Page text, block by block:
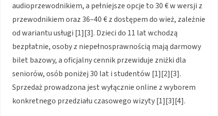
audioprzewodnikiem, a pełniejsze opcje to 30 € w wersji z
przewodnikiem oraz 36–40 € z dostępem do wież, zależnie
od wariantu usługi [1][3]. Dzieci do 11 lat wchodzą
bezpłatnie, osoby z niepełnosprawnością mają darmowy
bilet bazowy, a oficjalny cennik przewiduje zniżki dla
seniorów, osób poniżej 30 lat i studentów [1][2][3].
Sprzedaż prowadzona jest wyłącznie online z wyborem
konkretnego przedziału czasowego wizyty [1][3][4].